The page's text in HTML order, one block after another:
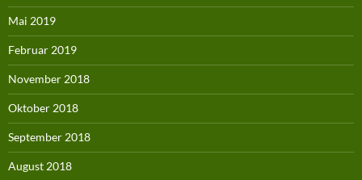
Mai 2019
Februar 2019
November 2018
Oktober 2018
September 2018
August 2018